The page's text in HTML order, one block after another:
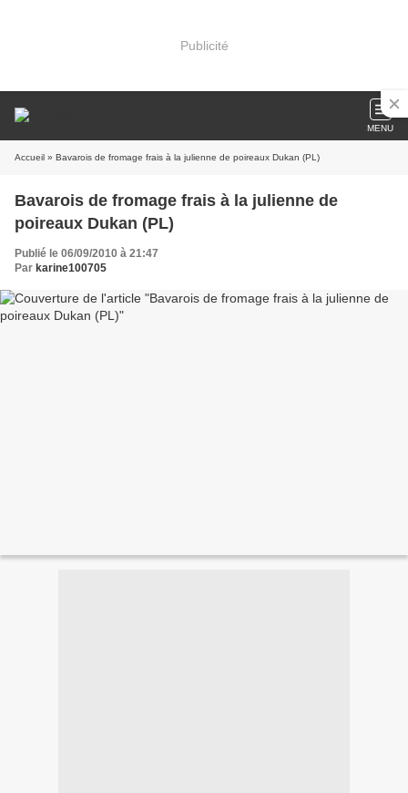
Publicité
MENU
Accueil » Bavarois de fromage frais à la julienne de poireaux Dukan (PL)
Bavarois de fromage frais à la julienne de
poireaux Dukan (PL)
Publié le 06/09/2010 à 21:47
Par karine100705